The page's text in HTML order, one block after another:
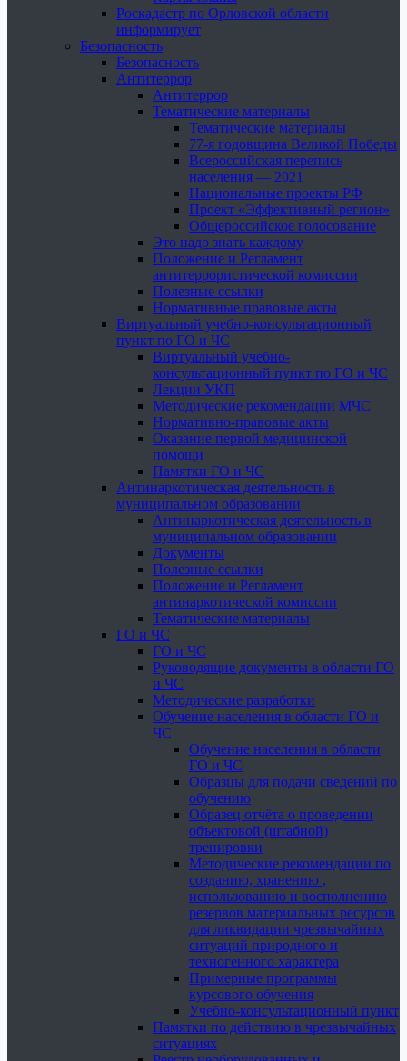
Роскадастр по Орловской области
информирует
Безопасность
Безопасность
Антитеррор
Антитеррор
Тематические материалы
Тематические материалы
77-я годовщина Великой Победы
Всероссийская перепись
населения — 2021
Национальные проекты РФ
Проект «Эффективный регион»
Общероссийское голосование
Это надо знать каждому
Положение и Регламент
антитеррористической комиссии
Полезные ссылки
Нормативные правовые акты
Виртуальный учебно-консультационный
пункт по ГО и ЧС
Виртуальный учебно-
консультационный пункт по ГО и ЧС
Лекции УКП
Методические рекомендации МЧС
Нормативно-правовые акты
Оказание первой медицинской
помощи
Памятки ГО и ЧС
Антинаркотическая деятельность в
муниципальном образовании
Антинаркотическая деятельность в
муниципальном образовании
Документы
Полезные ссылки
Положение и Регламент
антинаркотической комиссии
Тематические материалы
ГО и ЧС
ГО и ЧС
Руководящие документы в области ГО
и ЧС
Методические разработки
Обучение населения в области ГО и
ЧС
Обучение населения в области
ГО и ЧС
Образцы для подачи сведений по
обучению
Образец отчёта о проведении
объектовой (штабной)
тренировки
Методические рекомендации по
созданию, хранению ,
использованию и восполнению
резервов материальных ресурсов
для ликвидации чрезвычайных
ситуаций природного и
техногенного характера
Примерные программы
курсового обучения
Учебно-консультационный пункт
Памятки по действию в чрезвычайных
ситуациях